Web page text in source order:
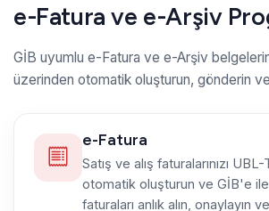
e-Fatura ve e-Arşiv
GİB uyumlu e-Fatura ve e-Arşiv
üzerinden otomatik oluşturun, gönderin
e-Fatura
Satış ve alış faturalarınızı
otomatik oluşturun ve GİB'e
faturaları anlık alın, onaylayın